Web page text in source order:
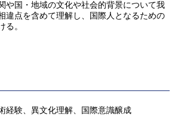
や国・地域の文化や社会的背景について我
違点を含めて理解し、国際人となるための
る。
経験、異文化理解、国際意識醸成